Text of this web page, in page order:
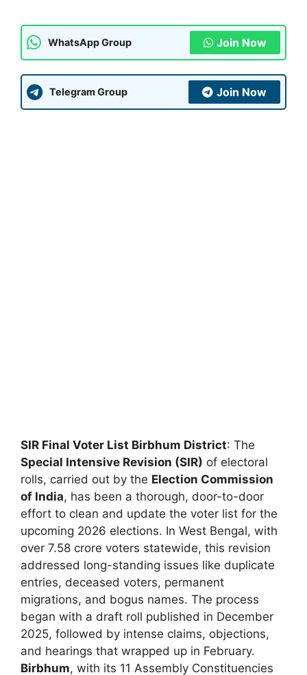
WhatsApp Group Join Now
Telegram Group Join Now
SIR Final Voter List Birbhum District: The
Special Intensive Revision (SIR) of electoral
rolls, carried out by the Election Commission
of India, has been a thorough, door-to-door
effort to clean and update the voter list for the
upcoming 2026 elections. In West Bengal, with
over 7.58 crore voters statewide, this revision
addressed long-standing issues like duplicate
entries, deceased voters, permanent
migrations, and bogus names. The process
began with a draft roll published in December
2025, followed by intense claims, objections,
and hearings that wrapped up in February.
Birbhum, with its 11 Assembly Constituencies